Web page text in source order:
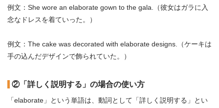
例文：She wore an elaborate gown to the gala.（彼女はガラに入
念なドレスを着ていった。）
例文：The cake was decorated with elaborate designs.（ケーキは
手の込んだデザインで飾られていた。）
②「詳しく説明する」の場合の使い方
「elaborate」という単語は、動詞として「詳しく説明する」とい